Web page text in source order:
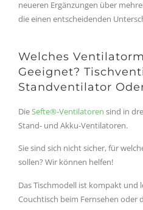
neueren Ergänzungen über
die einen entscheidenden
Welches
Geeignet?
Standventilator
DieSefte®-Ventilatoren sind in
Stand- und Akku-Ventilatoren.
Sie sind sich nicht sicher, für
sollen? Wir können helfen!
Das Tischmodell ist kompakt und
Couchtisch beim Fernsehen oder